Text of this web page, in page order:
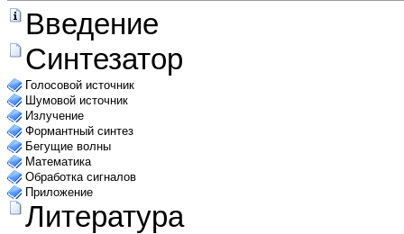
Введение
Синтезатор
Голосовой источник
Шумовой источник
Излучение
Формантный синтез
Бегущие волны
Математика
Обработка сигналов
Приложение
Литература